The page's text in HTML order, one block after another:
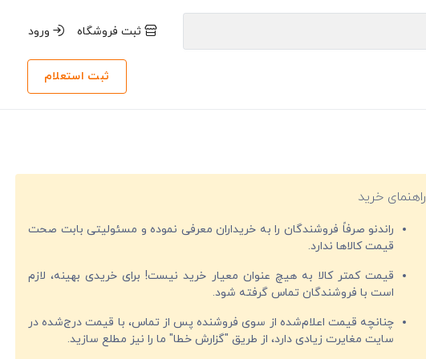
ثبت فروشگاه ورود
ثبت استعلام
راهنمای خرید
راندنو صرفاً فروشندگان را به خریداران معرفی نموده و مسئولیتی بابت صحت
قیمت‌ کالاها ندارد.
قیمت کمتر کالا به هیچ عنوان معیار خرید نیست! برای خریدی بهینه، لازم
است با فروشندگان تماس گرفته شود.
چنانچه قیمت اعلام‌شده از سوی فروشنده پس از تماس، با قیمت درج‌شده در
سایت مغایرت زیادی دارد، از طریق "گزارش خطا" ما را نیز مطلع سازید.